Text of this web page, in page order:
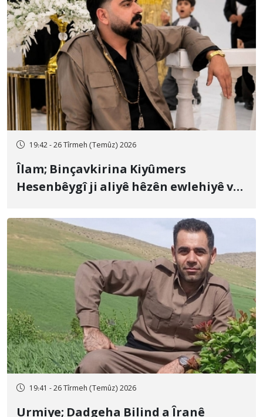
19:42 - 26 Tîrmeh (Temûz) 2026
Îlam; Binçavkirina Kiyûmers
Hesenbêygî ji aliyê hêzên ewlehiyê ve
19:41 - 26 Tîrmeh (Temûz) 2026
Urmiye; Dadgeha Bilind a Îranê